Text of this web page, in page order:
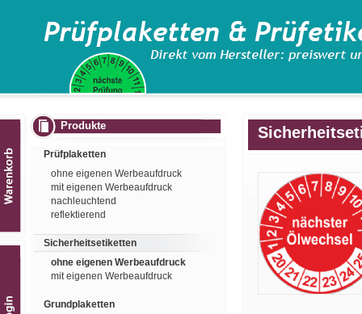
Produkte
Prüfplaketten
ohne eigenen Werbeaufdruck
mit eigenen Werbeaufdruck
nachleuchtend
reflektierend
Sicherheitsetiketten
ohne eigenen Werbeaufdruck
mit eigenen Werbeaufdruck
Grundplaketten